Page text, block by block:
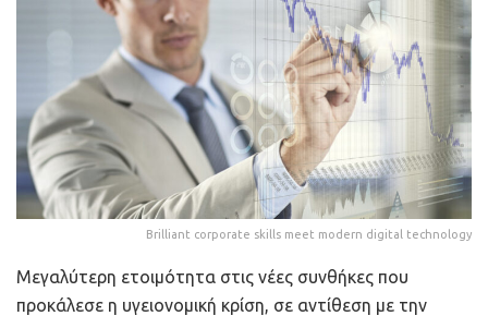
Brilliant corporate skills meet modern digital technology
Μεγαλύτερη ετοιμότητα στις νέες συνθήκες που
προκάλεσε η υγειονομική κρίση, σε αντίθεση με την